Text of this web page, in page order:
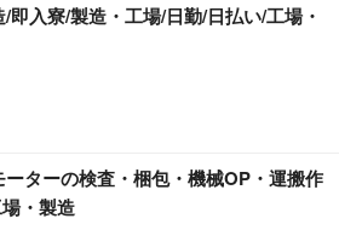
/即入寮/製造・工場/日勤/日払い/工場・
ーターの検査・梱包・機械OP・運搬作
・製造